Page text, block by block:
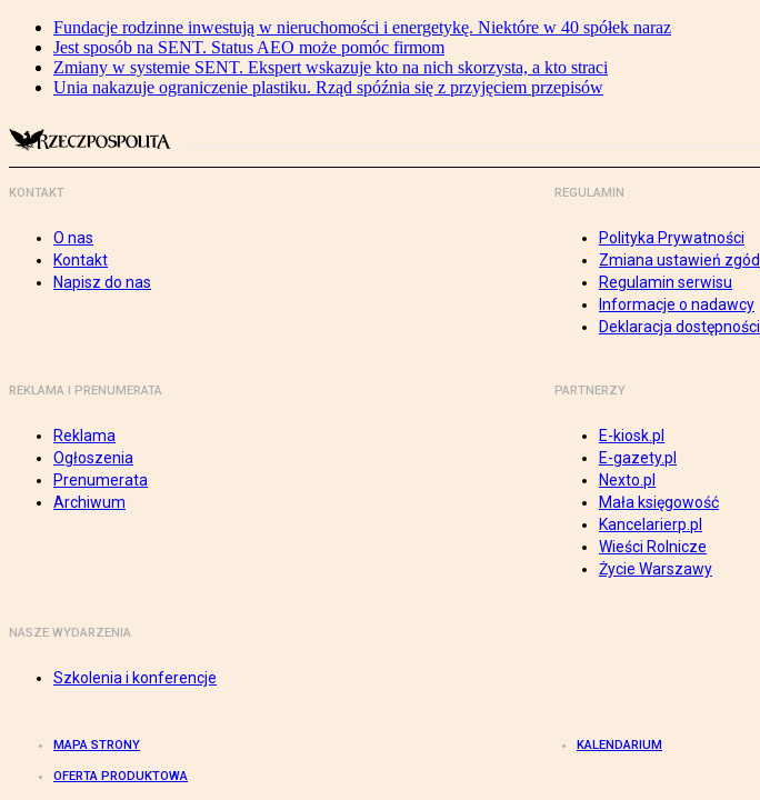
Fundacje rodzinne inwestują w nieruchomości i energetykę. Niektóre w 40 spółek naraz
Jest sposób na SENT. Status AEO może pomóc firmom
Zmiany w systemie SENT. Ekspert wskazuje kto na nich skorzysta, a kto straci
Unia nakazuje ograniczenie plastiku. Rząd spóźnia się z przyjęciem przepisów
KONTAKT
O nas
Kontakt
Napisz do nas
REGULAMIN
Polityka Prywatności
Zmiana ustawień zgód
Regulamin serwisu
Informacje o nadawcy
Deklaracja dostępności
REKLAMA I PRENUMERATA
Reklama
Ogłoszenia
Prenumerata
Archiwum
PARTNERZY
E-kiosk.pl
E-gazety.pl
Nexto.pl
Mała księgowość
Kancelarierp.pl
Wieści Rolnicze
Życie Warszawy
NASZE WYDARZENIA
Szkolenia i konferencje
MAPA STRONY KALENDARIUM
OFERTA PRODUKTOWA